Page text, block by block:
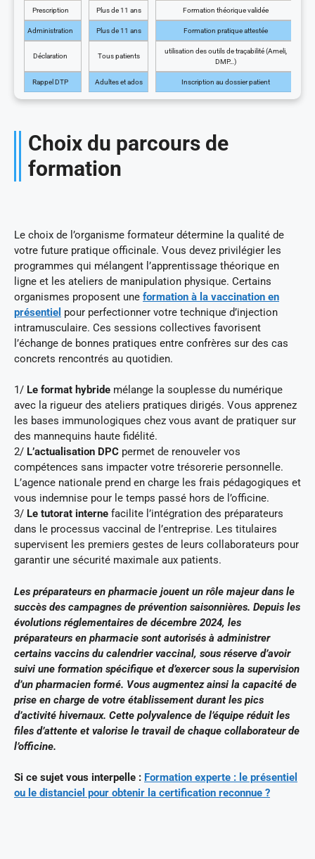
Prescription Plus de 11 ans Formation théorique validée
Administration Plus de 11 ans Formation pratique attestée
Déclaration Tous patients
utilisation des outils de traçabilité (Ameli,
DMP…)
Rappel DTP Adultes et ados Inscription au dossier patient
Choix du parcours de
formation
Le choix de l’organisme formateur détermine la qualité de
votre future pratique officinale. Vous devez privilégier les
programmes qui mélangent l’apprentissage théorique en
ligne et les ateliers de manipulation physique. Certains
organismes proposent une formation à la vaccination en
présentiel pour perfectionner votre technique d’injection
intramusculaire. Ces sessions collectives favorisent
l’échange de bonnes pratiques entre confrères sur des cas
concrets rencontrés au quotidien.
1/ Le format hybride mélange la souplesse du numérique
avec la rigueur des ateliers pratiques dirigés. Vous apprenez
les bases immunologiques chez vous avant de pratiquer sur
des mannequins haute fidélité.
2/ L’actualisation DPC permet de renouveler vos
compétences sans impacter votre trésorerie personnelle.
L’agence nationale prend en charge les frais pédagogiques et
vous indemnise pour le temps passé hors de l’officine.
3/ Le tutorat interne facilite l’intégration des préparateurs
dans le processus vaccinal de l’entreprise. Les titulaires
supervisent les premiers gestes de leurs collaborateurs pour
garantir une sécurité maximale aux patients.
Les préparateurs en pharmacie jouent un rôle majeur dans le
succès des campagnes de prévention saisonnières. Depuis les
évolutions réglementaires de décembre 2024, les
préparateurs en pharmacie sont autorisés à administrer
certains vaccins du calendrier vaccinal, sous réserve d’avoir
suivi une formation spécifique et d’exercer sous la supervision
d’un pharmacien formé. Vous augmentez ainsi la capacité de
prise en charge de votre établissement durant les pics
d’activité hivernaux. Cette polyvalence de l’équipe réduit les
files d’attente et valorise le travail de chaque collaborateur de
l’officine.
Si ce sujet vous interpelle : Formation experte : le présentiel
ou le distanciel pour obtenir la certification reconnue ?